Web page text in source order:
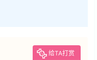
给TA打赏